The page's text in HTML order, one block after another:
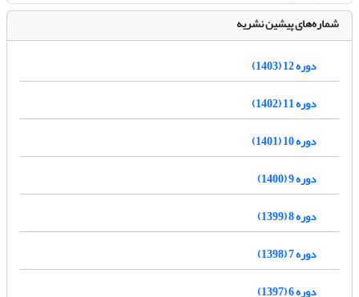
شماره‌های پیشین نشریه
دوره 12 (1403)
دوره 11 (1402)
دوره 10 (1401)
دوره 9 (1400)
دوره 8 (1399)
دوره 7 (1398)
دوره 6 (1397)